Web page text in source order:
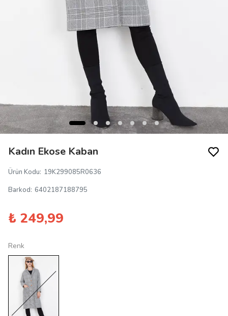
Kadın Ekose Kaban
Ürün Kodu: 19K299085R0636
Barkod: 6402187188795
₺ 249,99
Renk